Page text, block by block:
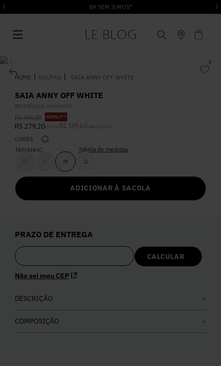
8X SEM JUROS*
ROUPAS SAIA ANNY OFF WHITE
SAIA ANNY OFF WHITE
REFERÊNCIA: 009929072
R$ 698,00 -60%OFF
R$ 279,20 ou 2 x R$ 139 60 sem juros
CORES
TAMANHO
M G
Tabela de medidas
ADICIONAR À SACOLA
PRAZO DE ENTREGA
Não sei meu CEP
DESCRIÇÃO
COMPOSIÇÃO
1 º Vestido
2 Roupas
Jeans
4º Blusa
5º Calça
8º Calça Jeans